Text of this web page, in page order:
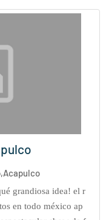
en todo méxico ap